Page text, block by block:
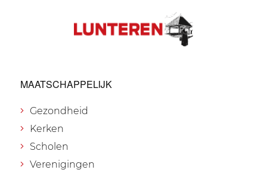
MAATSCHAPPELIJK
Gezondheid
Kerken
Scholen
Verenigingen